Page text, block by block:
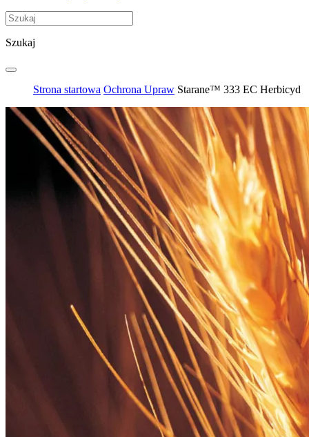
Szukaj
Strona startowa Ochrona Upraw Starane™ 333 EC Herbicyd